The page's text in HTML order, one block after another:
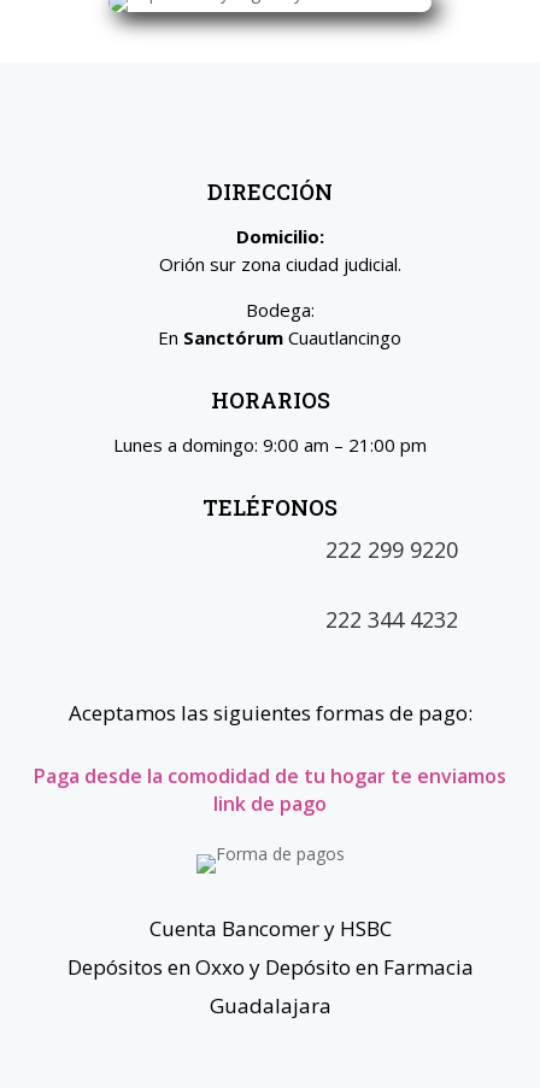
DIRECCIÓN
Domicilio:
Orión sur zona ciudad judicial.
Bodega:
En Sanctórum Cuautlancingo
HORARIOS
Lunes a domingo: 9:00 am – 21:00 pm
TELÉFONOS
222 299 9220
222 344 4232
Aceptamos las siguientes formas de pago:
Paga desde la comodidad de tu hogar te enviamos
link de pago
Cuenta Bancomer y HSBC
Depósitos en Oxxo y Depósito en Farmacia
Guadalajara